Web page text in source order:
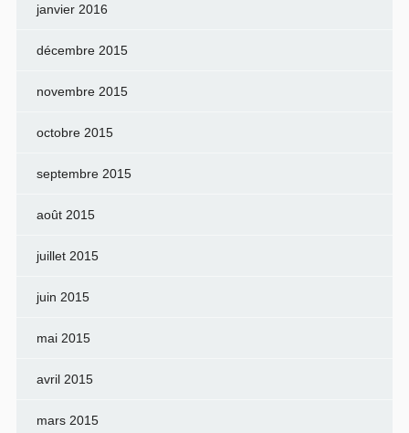
janvier 2016
décembre 2015
novembre 2015
octobre 2015
septembre 2015
août 2015
juillet 2015
juin 2015
mai 2015
avril 2015
mars 2015